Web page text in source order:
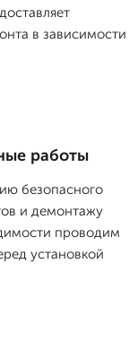
в зависимости
работы
безопасного
и демонтажу
проводим
установкой